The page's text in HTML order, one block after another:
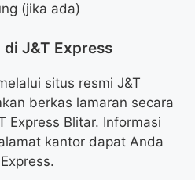
(jika ada)
di J&T Express
situs resmi J&T
berkas lamaran secara
Express Blitar. Informasi
kantor dapat Anda